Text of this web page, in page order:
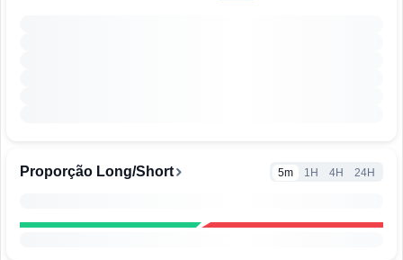
Proporção Long/Short 5m 1H 4H 24H